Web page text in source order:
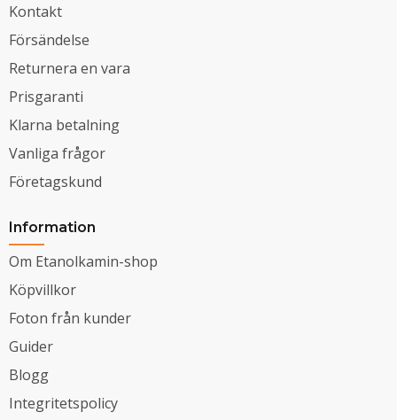
Kontakt
Försändelse
Returnera en vara
Prisgaranti
Klarna betalning
Vanliga frågor
Företagskund
Information
Om Etanolkamin-shop
Köpvillkor
Foton från kunder
Guider
Blogg
Integritetspolicy